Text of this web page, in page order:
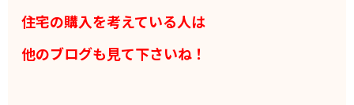
住宅の購入を考えている人は
他のブログも見て下さいね！